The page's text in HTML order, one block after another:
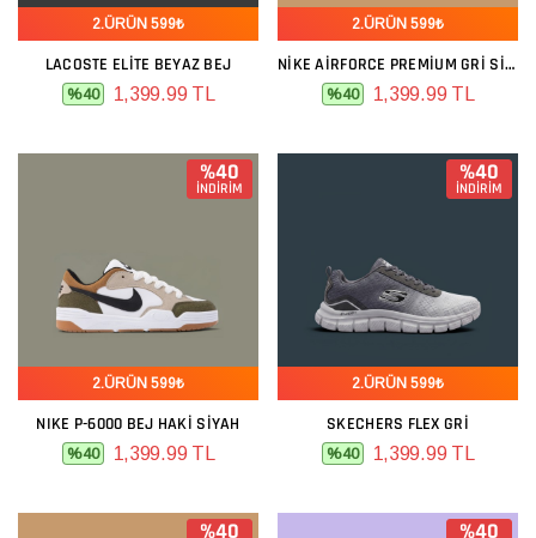
2.ÜRÜN 599₺
LACOSTE ELITE BEYAZ BEJ
%40 1,399.99 TL
2.ÜRÜN 599₺
NIKE AIRFORCE PREMIUM GRI SIYAH
%40 1,399.99 TL
%40
İNDİRİM
2.ÜRÜN 599₺
NIKE P-6000 BEJ HAKI SIYAH
%40 1,399.99 TL
%40
İNDİRİM
2.ÜRÜN 599₺
SKECHERS FLEX GRI
%40 1,399.99 TL
%40 %40